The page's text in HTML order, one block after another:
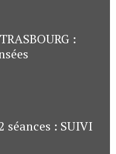
:
séances : SUIVI